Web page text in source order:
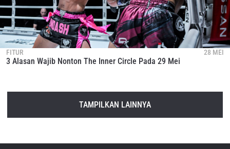
FITUR 28 MEI
3 Alasan Wajib Nonton The Inner Circle Pada 29 Mei
TAMPILKAN LAINNYA